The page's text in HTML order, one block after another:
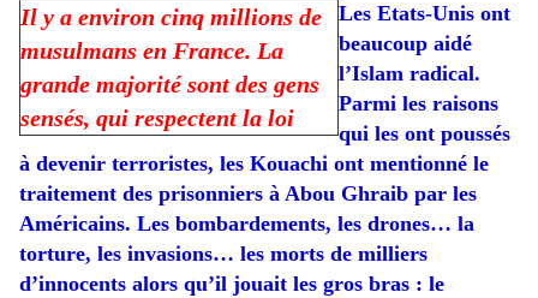
Il y a environ cinq millions de
musulmans en France. La
grande majorité sont des gens
sensés, qui respectent la loi
Les Etats-Unis ont
beaucoup aidé
l’Islam radical.
Parmi les raisons
qui les ont poussés
à devenir terroristes, les Kouachi ont mentionné le
traitement des prisonniers à Abou Ghraib par les
Américains. Les bombardements, les drones… la
torture, les invasions… les morts de milliers
d’innocents alors qu’il jouait les gros bras : le